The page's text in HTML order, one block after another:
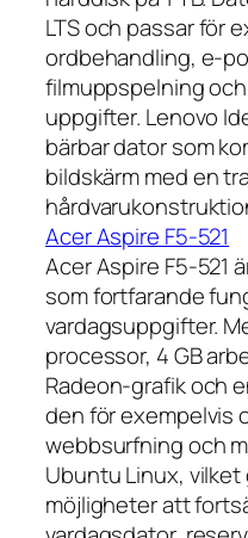
LTS och passar för
ordbehandling, e-
filmuppspelning
uppgifter. Lenovo
bärbar dator som
bildskärm med en
Acer Aspire F5-521
Acer Aspire F5-521
som fortfarande
vardagsuppgifter.
processor, 4 GB
Radeon-grafik och
den för exempelvis
webbsurfning och
Ubuntu Linux,
möjligheter att